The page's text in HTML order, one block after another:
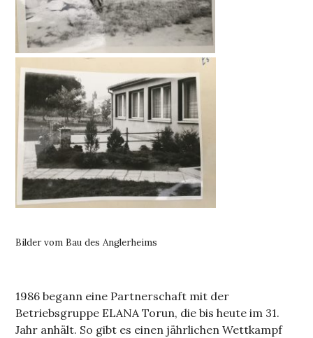
Bilder vom Bau des Anglerheims
1986 begann eine Partnerschaft mit der
Betriebsgruppe ELANA Torun, die bis heute im 31.
Jahr anhält. So gibt es einen jährlichen Wettkampf